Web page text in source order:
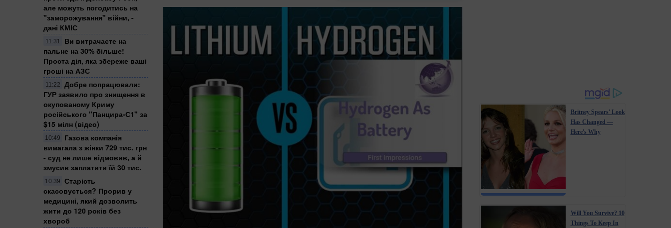
але можуть погодитись на
"заморожування" війни, -
дані КМІС
11:31
Ви витрачаєте на
пальне на 30% більше!
Проста дія, яка збереже ваші
гроші на АЗС
11:22
Добре попрацювали:
ГУР заявило про знищення в
окупованому Криму
російського "Панцира-С1" за
$15 мілн (відео)
10:49
Газова компанія
вимагала з жінки 729 тис. грн
- суд не лише відмовив, а й
змусив заплатити їй 30 тис.
10:39
Старість
скасовується? Прорив у
медицині, який дозволить
жити до 120 років без
хвороб
Britney Spears' Look
Has Changed —
Here's Why
Will You Survive? 10
Things To Keep In